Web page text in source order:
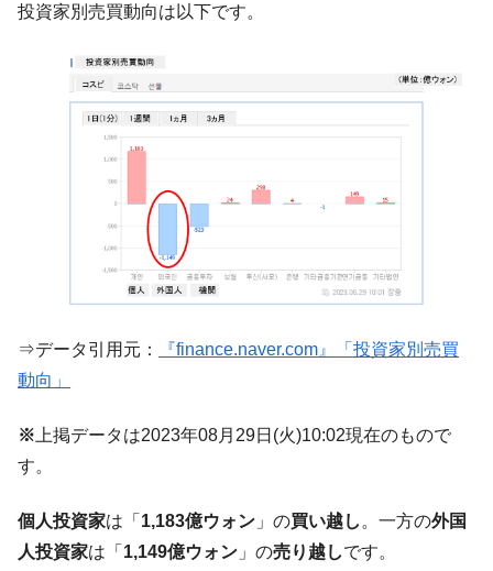
は韓国で『BYD』車は売れている。6カ月で対前年同期比
在韓米国大使スティールが着韓！⇒ さっそ
く空港に詰めかけ「出て行け！」「極右勢力」のプラカー
ドを掲げる「在韓反米勢力」
『Money1』
ータセンター整備」⇒ だから無理だってば。
『Money1』
JPモルガン「韓国レバレッジETFの清算は
ほぼ終わった」
韓国『国民年金公団』株価暴落で200兆蒸
『Money1』
韓国政府「ニセＫ-ブランドを通報しようキ
ぎ」では。
『Money1』
『Money1』
米国下院「韓国の公務員個人をターゲット
にぶん殴る法案」提出！⇒ クーパン問題は合衆国企業に対
投資家別売買動向は以下です。
⇒データ引用元：
『finance.naver.com』「投資家別売買
動向」
※ 上掲データは2023年08月29日(火)10:02現在のもので
す。
個人投資家は「 1,183億ウォン 」の買い越し。一方の外国
人投資家は「 1,149億ウォン 」の売り越しです。